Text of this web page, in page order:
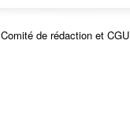
Comité de rédaction et CGU